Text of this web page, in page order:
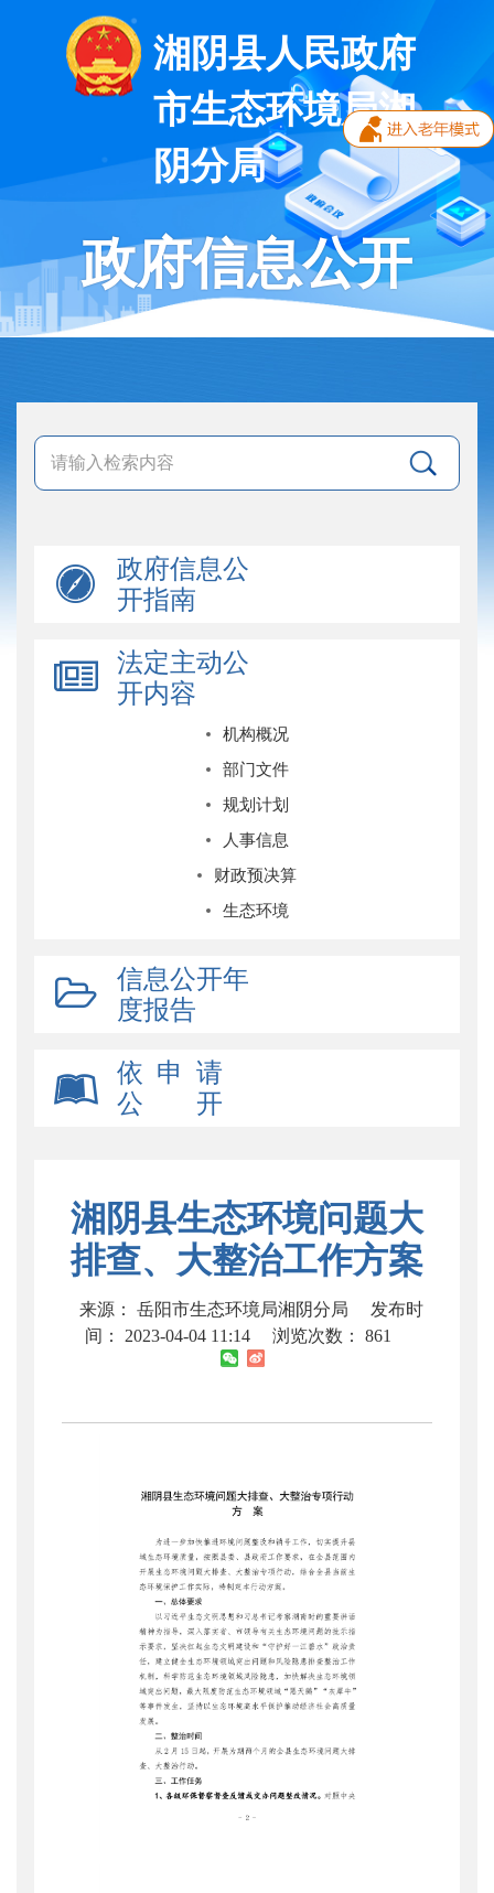
湘阴县人民政府
市生态环境局湘
阴分局
政府信息公开
政府信息公
开指南
法定主动公
开内容
机构概况
部门文件
规划计划
人事信息
财政预决算
生态环境
信息公开年
度报告
依 申 请
公 开
湘阴县生态环境问题大
排查、大整治工作方案
来源： 岳阳市生态环境局湘阴分局
发布时
间： 2023-04-04 11:14
浏览次数： 861